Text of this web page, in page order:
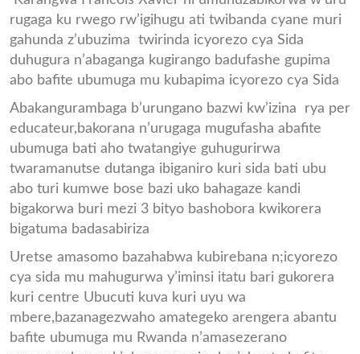
rugaga ku rwego rw’igihugu ati twibanda cyane muri
gahunda z’ubuzima twirinda icyorezo cya Sida
duhugura n’abaganga kugirango badufashe gupima
abo bafite ubumuga mu kubapima icyorezo cya Sida
Abakangurambaga b’urungano bazwi kw’izina rya per
educateur,bakorana n’urugaga mugufasha abafite
ubumuga bati aho twatangiye guhugurirwa
twaramanutse dutanga ibiganiro kuri sida bati ubu
abo turi kumwe bose bazi uko bahagaze kandi
bigakorwa buri mezi 3 bityo bashobora kwikorera
bigatuma badasabiriza
Uretse amasomo bazahabwa kubirebana n;icyorezo
cya sida mu mahugurwa y’iminsi itatu bari gukorera
kuri centre Ubucuti kuva kuri uyu wa
mbere,bazanagezwaho amategeko arengera abantu
bafite ubumuga mu Rwanda n’amasezerano